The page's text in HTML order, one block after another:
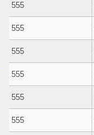
555
555
555
555
555
555